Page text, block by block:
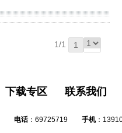
1/1 1
下载专区 联系我们
电话： 69725719 手机：